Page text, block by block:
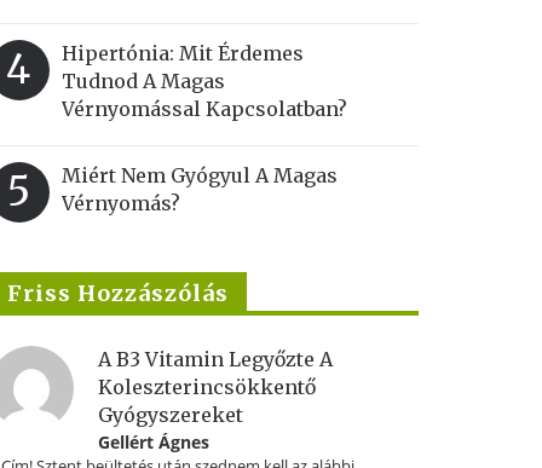
4
Hipertónia: Mit Érdemes
Tudnod A Magas
Vérnyomással Kapcsolatban?
5
Miért Nem Gyógyul A Magas
Vérnyomás?
Friss Hozzászólás
A B3 Vitamin Legyőzte A
Koleszterincsökkentő
Gyógyszereket
Gellért Ágnes